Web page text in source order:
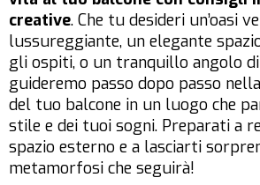
creative. Che tu desideri un’oasi
lussureggiante, un elegante
gli ospiti, o un tranquillo angolo
guideremo passo dopo passo
del tuo balcone in un luogo che
stile e dei tuoi sogni. Preparati a
spazio esterno e a lasciarti
metamorfosi che seguirà!